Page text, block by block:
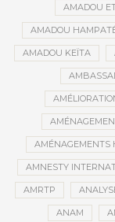
AMADOU
AMADOU
AMADOU KEÏTA
AMÉNAGEMENTS
AMNESTY
AMRTP
ANAM